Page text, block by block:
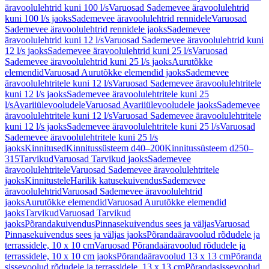
äravoolulehtrid kuni 100 l/sVaruosad Sademevee äravoolulehtrid
kuni 100 l/s jaoksSademevee äravoolulehtrid rennideleVaruosad
Sademevee äravoolulehtrid rennidele jaoksSademevee
äravoolulehtrid kuni 12 l/sVaruosad Sademevee äravoolulehtrid kuni
12 l/s jaoksSademevee äravoolulehtrid kuni 25 l/sVaruosad
Sademevee äravoolulehtrid kuni 25 l/s jaoksAurutõkke
elemendidVaruosad Aurutõkke elemendid jaoksSademevee
äravoolulehtritele kuni 12 l/sVaruosad Sademevee äravoolulehtritele
kuni 12 l/s jaoksSademevee äravoolulehtritele kuni 25
l/sAvariiülevooludeleVaruosad Avariiülevooludele jaoksSademevee
äravoolulehtritele kuni 12 l/sVaruosad Sademevee äravoolulehtritele
kuni 12 l/s jaoksSademevee äravoolulehtritele kuni 25 l/sVaruosad
Sademevee äravoolulehtritele kuni 25 l/s
jaoksKinnitusedKinnitussüsteem d40–200Kinnitussüsteem d250–
315TarvikudVaruosad Tarvikud jaoksSademevee
äravoolulehtriteleVaruosad Sademevee äravoolulehtritele
jaoksKinnitusteleHarilik katusekuivendusSademevee
äravoolulehtridVaruosad Sademevee äravoolulehtrid
jaoksAurutõkke elemendidVaruosad Aurutõkke elemendid
jaoksTarvikudVaruosad Tarvikud
jaoksPõrandakuivendusPinnasekuivendus sees ja väljasVaruosad
Pinnasekuivendus sees ja väljas jaoksPõrandaäravoolud rõdudele ja
terrassidele, 10 x 10 cmVaruosad Põrandaäravoolud rõdudele ja
terrassidele, 10 x 10 cm jaoksPõrandaäravoolud 13 x 13 cmPõranda
sissevoolud rõdudele ja terrassidele, 13 x 13 cmPõrandasissevoolud